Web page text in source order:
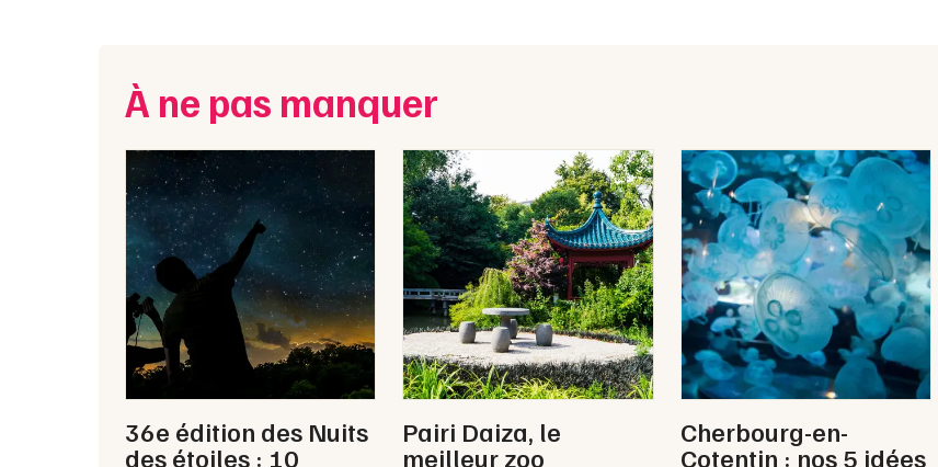
À ne pas manquer
36e édition des Nuits
des étoiles : 10
Pairi Daiza, le
meilleur zoo
Cherbourg-en-
Cotentin : nos 5 idées